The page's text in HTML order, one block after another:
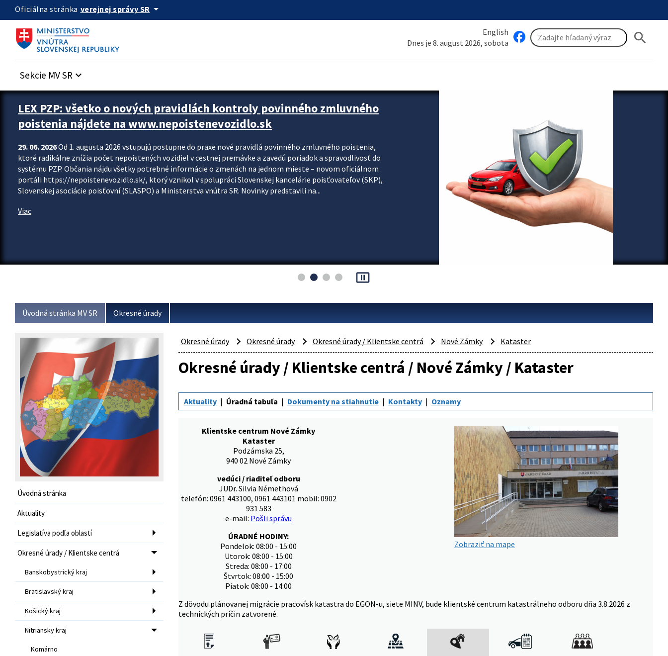
Preskocit na hlavný obsah
Oficiálna stránka verejnej správy SR arrow_drop_down
English
Dnes je 8. august 2026, sobota
search
Sekcie MV SR keyboard_arrow_down
Zastavit automatický posun upútavok
LEX PZP: všetko o nových pravidlách kontroly povinného zmluvného
poistenia nájdete na www.nepoistenevozidlo.sk
29. 06. 2026Od 1. augusta 2026 vstupujú postupne do praxe nové pravidlá povinného zmluvného poistenia,
ktoré radikálne znížia počet nepoistených vozidiel v cestnej premávke a zavedú poriadok a spravodlivosť do
systému PZP. Občania nájdu všetky potrebné informácie o zmenách na jednom mieste – novom oficiálnom
portáli https://nepoistenevozidlo.sk/, ktorý vznikol v spolupráci Slovenskej kancelárie poisťovateľov (SKP),
Slovenskej asociácie poisťovní (SLASPO) a Ministerstva vnútra SR. Novinky predstavili na...
Viac
pause_presentation
Úvodná stránka MV SR Okresné úrady
Úvodná stránka
Aktuality
Legislatíva podľa oblastí
Okresné úrady / Klientske centrá
Banskobystrický kraj
Bratislavský kraj
Košický kraj
Nitriansky kraj
Komárno
Okresné úrady Okresné úrady Okresné úrady / Klientske centrá Nové Zámky Kataster
Okresné úrady / Klientske centrá / Nové Zámky / Kataster
Aktuality Úradná tabuľa Dokumenty na stiahnutie Kontakty Oznamy
Klientske centrum Nové Zámky
Kataster
Podzámska 25,
940 02 Nové Zámky
vedúci / riaditeľ odboru
JUDr. Silvia Némethová
telefón: 0961 443100, 0961 443101 mobil: 0902
931 583
e-mail: Pošli správu
ÚRADNÉ HODINY:
Pondelok: 08:00 - 15:00
Utorok: 08:00 - 15:00
Streda: 08:00 - 17:00
Štvrtok: 08:00 - 15:00
Piatok: 08:00 - 14:00
Zobraziť na mape
Z dôvodu plánovanej migrácie pracovísk katastra do EGON-u, siete MINV, bude klientské centrum katastrálneho odboru dňa 3.8.2026 z
technických príčin zatvorené.